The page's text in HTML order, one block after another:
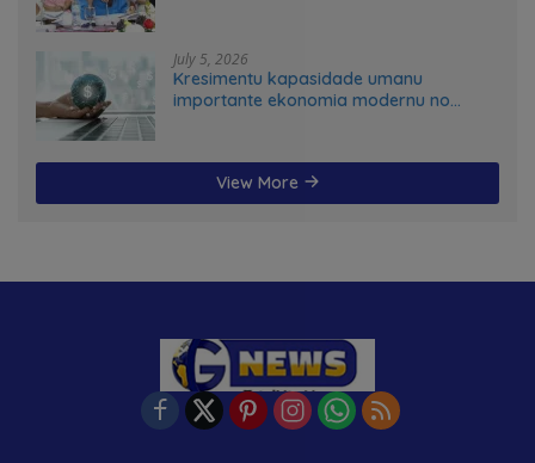
July 5, 2026
Kresimentu kapasidade umanu
importante ekonomia modernu no
View More